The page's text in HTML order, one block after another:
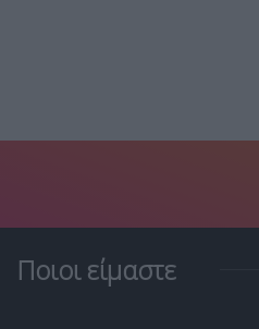
Ποιοι είμαστε